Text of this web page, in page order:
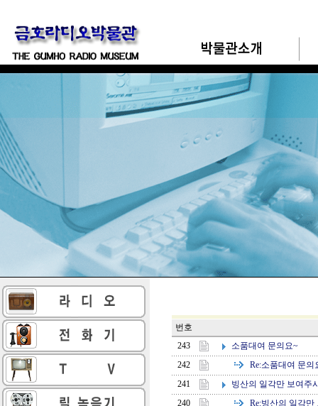
번호
243
소품대여 문의요~
242
Re:소품대여 문의
241
빙산의 일각만 보여주
240
Re:빙산의 일각만